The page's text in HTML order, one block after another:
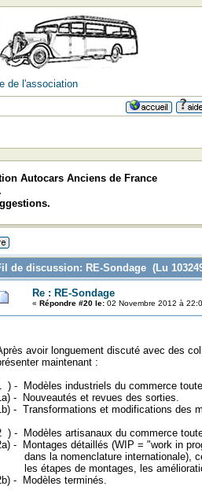
de l'association
Autocars Anciens de France
de discussion: RE-Sondage (Lu
Re : RE-Sondage
« Répondre #20 le:02 Novembre 2012 à
avoir longuement discuté avec des
maintenant :
) - Modèles industriels du commerce
- Nouveautés et revues des sorties.
- Transformations et modifications des
) - Modèles artisanaux du commerce
- Montages détaillés (WIP = "work in
dans la nomenclature internationale),
les étapes de montages, les
- Modèles terminés.